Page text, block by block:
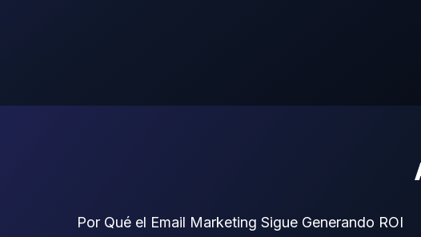
Por Qué el Email Marketing Sigue Generando ROI